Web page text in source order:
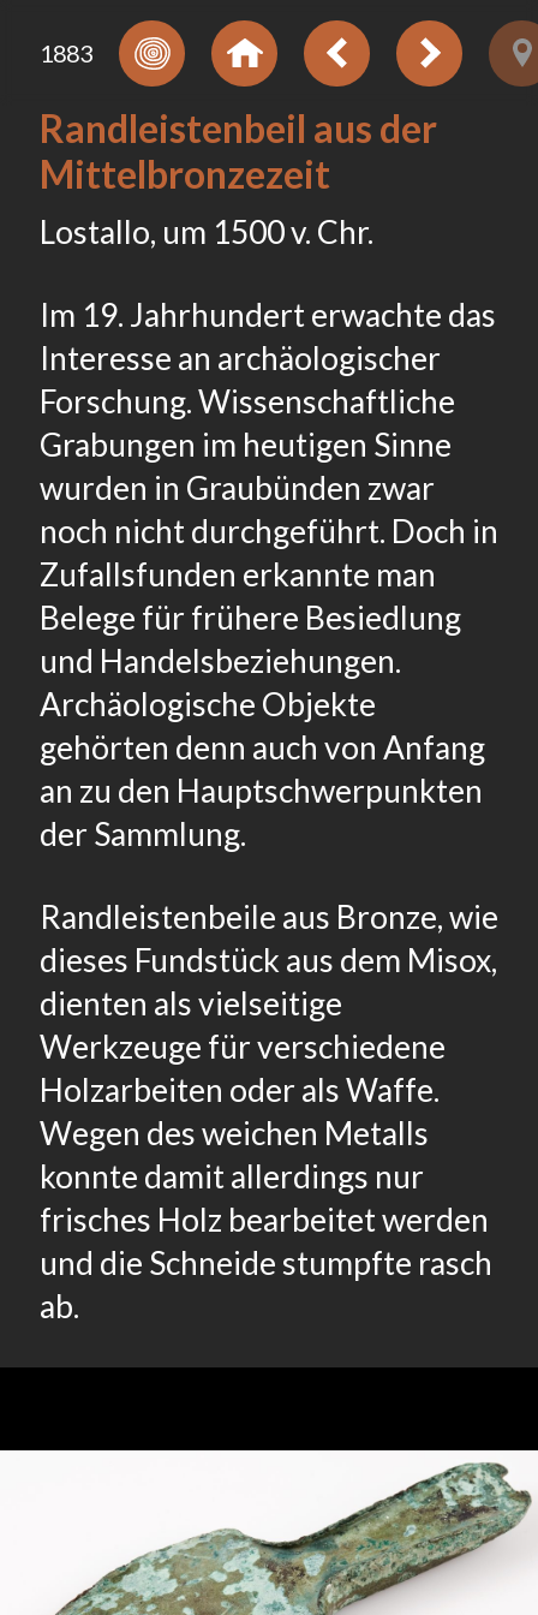
1883
Randleistenbeil aus der
Mittelbronzezeit
Lostallo, um 1500 v. Chr.
Im 19. Jahrhundert erwachte das
Interesse an archäologischer
Forschung. Wissenschaftliche
Grabungen im heutigen Sinne
wurden in Graubünden zwar
noch nicht durchgeführt. Doch in
Zufallsfunden erkannte man
Belege für frühere Besiedlung
und Handelsbeziehungen.
Archäologische Objekte
gehörten denn auch von Anfang
an zu den Hauptschwerpunkten
der Sammlung.
Randleistenbeile aus Bronze, wie
dieses Fundstück aus dem Misox,
dienten als vielseitige
Werkzeuge für verschiedene
Holzarbeiten oder als Waffe.
Wegen des weichen Metalls
konnte damit allerdings nur
frisches Holz bearbeitet werden
und die Schneide stumpfte rasch
ab.